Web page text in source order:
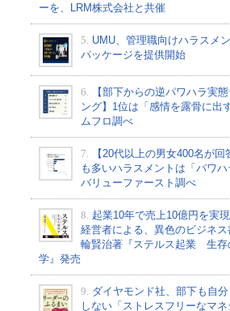
ーを、LRM株式会社と共催
5. UMU、管理職向けハラスメ
パッケージを提供開始
6.
【部下からの逆パワハラ実
ング】1位は「感情を露骨に出
ムフロ調べ
7.
【20代以上の男女400名が回
も多いハラスメントは「パワハ
バリューファースト調べ
8. 起業10年で売上10億円を実
経営者による、異色のビジネス
輪賢治著『ステルス起業 生存
学』発売
9. ダイヤモンド社、部下も自
しない「ストレスフリーなマネ